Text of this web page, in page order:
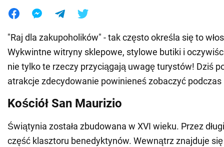
"Raj dla zakupoholików" - tak często określa się to
Wykwintne witryny sklepowe, stylowe butiki i
nie tylko te rzeczy przyciągają uwagę turystów! Dziś
atrakcje zdecydowanie powinieneś zobaczyć podczas
Kościół San Maurizio
Świątynia została zbudowana w XVI wieku. Przez
część klasztoru benedyktynów. Wewnątrz znajduje